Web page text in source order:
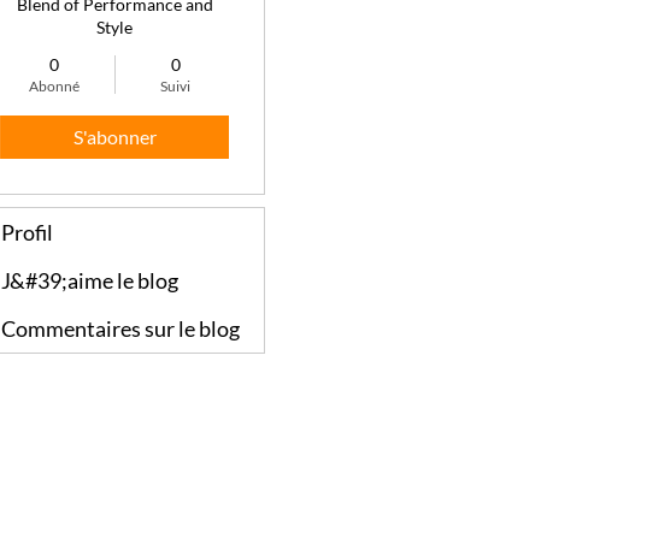
Blend of Performance and
Style
0
Abonné
0
Suivi
S'abonner
Profil
J&#39;aime le blog
Commentaires sur le blog